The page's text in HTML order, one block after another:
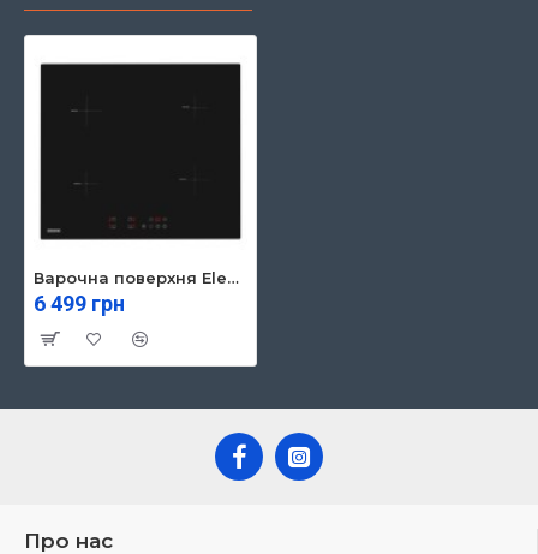
Варочна поверхня Eleyus H2EBHG SE 60 BL I
6 499 грн
Про нас